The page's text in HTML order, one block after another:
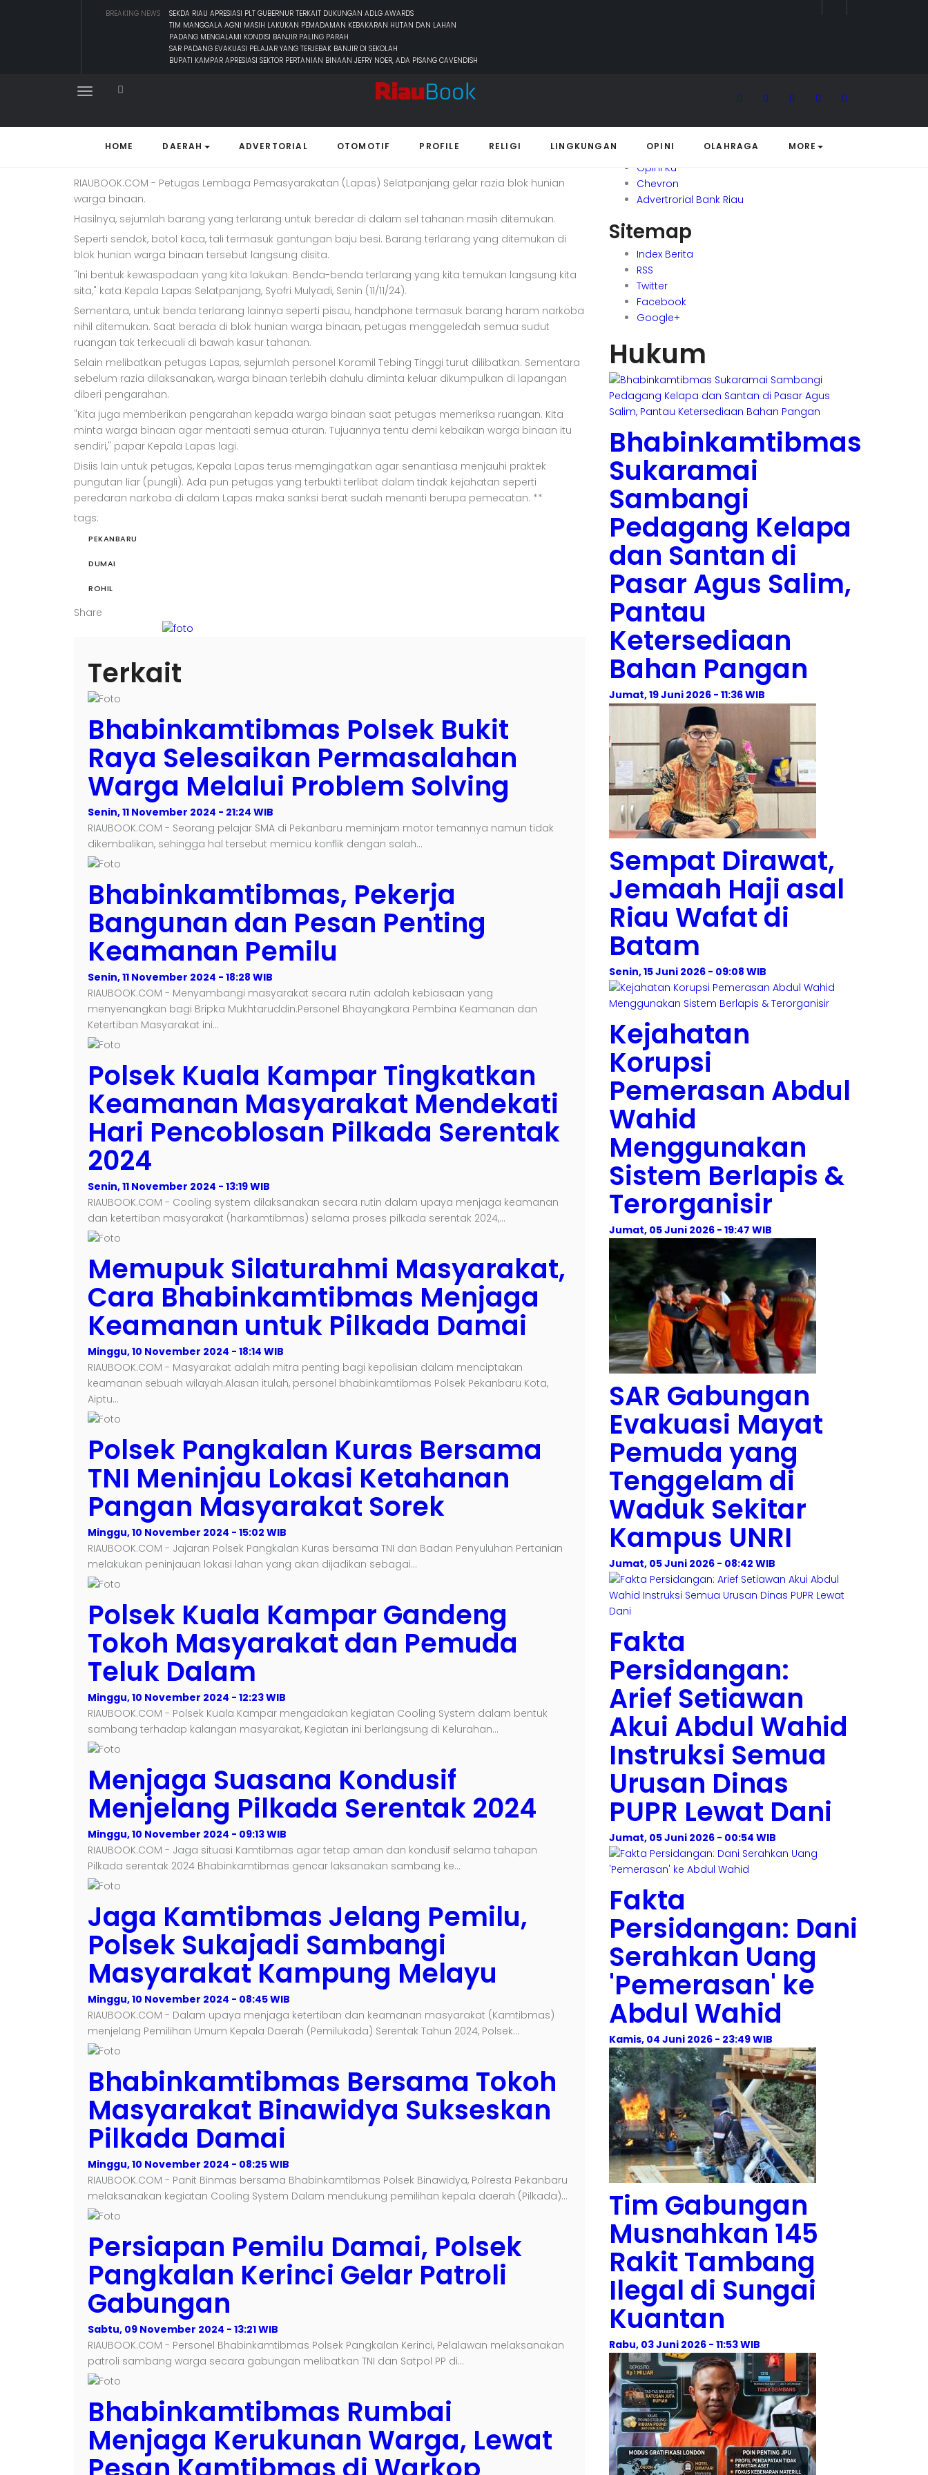
BREAKING NEWS
SEKDA RIAU APRESIASI PLT GUBERNUR TERKAIT DUKUNGAN ADLG AWARDS
TIM MANGGALA AGNI MASIH LAKUKAN PEMADAMAN KEBAKARAN HUTAN DAN LAHAN
PADANG MENGALAMI KONDISI BANJIR PALING PARAH
SAR PADANG EVAKUASI PELAJAR YANG TERJEBAK BANJIR DI SEKOLAH
BUPATI KAMPAR APRESIASI SEKTOR PERTANIAN BINAAN JEFRY NOER, ADA PISANG CAVENDISH
HOME DAERAH ADVERTORIAL OTOMOTIF PROFILE RELIGI LINGKUNGAN OPINI OLAHRAGA MORE
Mendadak, Petugas Lapas Razia Blok
Hunian Warga Binaan
Foto; istimewa
RIAUBOOK.COM - Petugas Lembaga Pemasyarakatan (Lapas) Selatpanjang gelar razia blok hunian
warga binaan.
Hasilnya, sejumlah barang yang terlarang untuk beredar di dalam sel tahanan masih ditemukan.
Seperti sendok, botol kaca, tali termasuk gantungan baju besi. Barang terlarang yang ditemukan di
blok hunian warga binaan tersebut langsung disita.
"Ini bentuk kewaspadaan yang kita lakukan. Benda-benda terlarang yang kita temukan langsung kita
sita," kata Kepala Lapas Selatpanjang, Syofri Mulyadi, Senin (11/11/24).
Sementara, untuk benda terlarang lainnya seperti pisau, handphone termasuk barang haram narkoba
nihil ditemukan. Saat berada di blok hunian warga binaan, petugas menggeledah semua sudut
ruangan tak terkecuali di bawah kasur tahanan.
Selain melibatkan petugas Lapas, sejumlah personel Koramil Tebing Tinggi turut dilibatkan. Sementara
sebelum razia dilaksanakan, warga binaan terlebih dahulu diminta keluar dikumpulkan di lapangan
diberi pengarahan.
"Kita juga memberikan pengarahan kepada warga binaan saat petugas memeriksa ruangan. Kita
minta warga binaan agar mentaati semua aturan. Tujuannya tentu demi kebaikan warga binaan itu
sendiri," papar Kepala Lapas lagi.
Disiis lain untuk petugas, Kepala Lapas terus memgingatkan agar senantiasa menjauhi praktek
pungutan liar (pungli). Ada pun petugas yang terbukti terlibat dalam tindak kejahatan seperti
peredaran narkoba di dalam Lapas maka sanksi berat sudah menanti berupa pemecatan. **
tags:
PEKANBARU
DUMAI
ROHIL
Share
Terkait
Bhabinkamtibmas Polsek Bukit
Raya Selesaikan Permasalahan
Warga Melalui Problem Solving
Senin, 11 November 2024 - 21:24 WIB
RIAUBOOK.COM - Seorang pelajar SMA di Pekanbaru meminjam motor temannya namun tidak
dikembalikan, sehingga hal tersebut memicu konflik dengan salah…
Bhabinkamtibmas, Pekerja
Bangunan dan Pesan Penting
Keamanan Pemilu
Senin, 11 November 2024 - 18:28 WIB
RIAUBOOK.COM - Menyambangi masyarakat secara rutin adalah kebiasaan yang
menyenangkan bagi Bripka Mukhtaruddin.Personel Bhayangkara Pembina Keamanan dan
Ketertiban Masyarakat ini…
Polsek Kuala Kampar Tingkatkan
Keamanan Masyarakat Mendekati
Hari Pencoblosan Pilkada Serentak
2024
Senin, 11 November 2024 - 13:19 WIB
RIAUBOOK.COM - Cooling system dilaksanakan secara rutin dalam upaya menjaga keamanan
dan ketertiban masyarakat (harkamtibmas) selama proses pilkada serentak 2024,…
Memupuk Silaturahmi Masyarakat,
Cara Bhabinkamtibmas Menjaga
Keamanan untuk Pilkada Damai
Minggu, 10 November 2024 - 18:14 WIB
RIAUBOOK.COM - Masyarakat adalah mitra penting bagi kepolisian dalam menciptakan
keamanan sebuah wilayah.Alasan itulah, personel bhabinkamtibmas Polsek Pekanbaru Kota,
Aiptu…
Polsek Pangkalan Kuras Bersama
TNI Meninjau Lokasi Ketahanan
Pangan Masyarakat Sorek
Minggu, 10 November 2024 - 15:02 WIB
RIAUBOOK.COM - Jajaran Polsek Pangkalan Kuras bersama TNI dan Badan Penyuluhan Pertanian
melakukan peninjauan lokasi lahan yang akan dijadikan sebagai…
Polsek Kuala Kampar Gandeng
Tokoh Masyarakat dan Pemuda
Teluk Dalam
Minggu, 10 November 2024 - 12:23 WIB
RIAUBOOK.COM - Polsek Kuala Kampar mengadakan kegiatan Cooling System dalam bentuk
sambang terhadap kalangan masyarakat, Kegiatan ini berlangsung di Kelurahan…
Menjaga Suasana Kondusif
Menjelang Pilkada Serentak 2024
Minggu, 10 November 2024 - 09:13 WIB
RIAUBOOK.COM - Jaga situasi Kamtibmas agar tetap aman dan kondusif selama tahapan
Pilkada serentak 2024 Bhabinkamtibmas gencar laksanakan sambang ke…
Jaga Kamtibmas Jelang Pemilu,
Polsek Sukajadi Sambangi
Masyarakat Kampung Melayu
Minggu, 10 November 2024 - 08:45 WIB
RIAUBOOK.COM - Dalam upaya menjaga ketertiban dan keamanan masyarakat (Kamtibmas)
menjelang Pemilihan Umum Kepala Daerah (Pemilukada) Serentak Tahun 2024, Polsek…
Bhabinkamtibmas Bersama Tokoh
Masyarakat Binawidya Sukseskan
Pilkada Damai
Minggu, 10 November 2024 - 08:25 WIB
RIAUBOOK.COM - Panit Binmas bersama Bhabinkamtibmas Polsek Binawidya, Polresta Pekanbaru
melaksanakan kegiatan Cooling System Dalam mendukung pemilihan kepala daerah (Pilkada)…
Persiapan Pemilu Damai, Polsek
Pangkalan Kerinci Gelar Patroli
Gabungan
Sabtu, 09 November 2024 - 13:21 WIB
RIAUBOOK.COM - Personel Bhabinkamtibmas Polsek Pangkalan Kerinci, Pelalawan melaksanakan
patroli sambang warga secara gabungan melibatkan TNI dan Satpol PP di…
Bhabinkamtibmas Rumbai
Menjaga Kerukunan Warga, Lewat
Bencana Asap
Opini Ku
Chevron
Advertrorial Bank Riau
Sitemap
Index Berita
RSS
Twitter
Facebook
Google+
Hukum
Bhabinkamtibmas
Sukaramai
Sambangi
Pedagang Kelapa
dan Santan di
Pasar Agus Salim,
Pantau
Ketersediaan
Bahan Pangan
Jumat, 19 Juni 2026 - 11:36 WIB
Sempat Dirawat,
Jemaah Haji asal
Riau Wafat di
Batam
Senin, 15 Juni 2026 - 09:08 WIB
Kejahatan
Korupsi
Pemerasan Abdul
Wahid
Menggunakan
Sistem Berlapis &
Terorganisir
Jumat, 05 Juni 2026 - 19:47 WIB
SAR Gabungan
Evakuasi Mayat
Pemuda yang
Tenggelam di
Waduk Sekitar
Kampus UNRI
Jumat, 05 Juni 2026 - 08:42 WIB
Fakta
Persidangan:
Arief Setiawan
Akui Abdul Wahid
Instruksi Semua
Urusan Dinas
PUPR Lewat Dani
Jumat, 05 Juni 2026 - 00:54 WIB
Fakta
Persidangan: Dani
Serahkan Uang
'Pemerasan' ke
Abdul Wahid
Kamis, 04 Juni 2026 - 23:49 WIB
Tim Gabungan
Musnahkan 145
Rakit Tambang
Ilegal di Sungai
Kuantan
Rabu, 03 Juni 2026 - 11:53 WIB